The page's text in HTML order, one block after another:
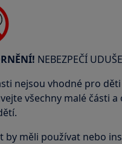
NEBEZPEČÍ
nejsou vhodné pro
všechny malé části
by měli používat nebo